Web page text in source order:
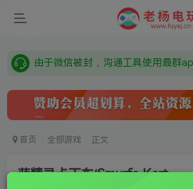
首页 全部游戏 正文
蓝精灵卡丁车/Smurfs Kart